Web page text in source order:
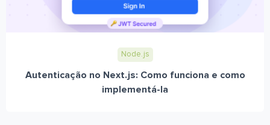
Node.js
Autenticação no Next.js: Como funciona e como
implementá-la